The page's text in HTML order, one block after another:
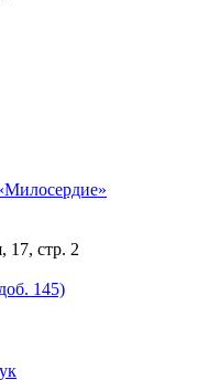
17, стр. 2
145)